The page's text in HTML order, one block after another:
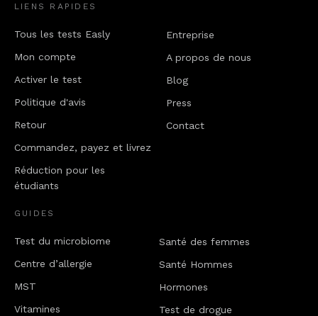
LIENS RAPIDES
Tous les tests Easly
Mon compte
Activer le test
Politique d'avis
Retour
Commandez, payez et livrez
Réduction pour les
étudiants
Entreprise
A propos de nous
Blog
Press
Contact
GUIDES
Test du microbiome
Centre d’allergie
MST
Vitamines
Santé des femmes
Santé Hommes
Hormones
Test de drogue